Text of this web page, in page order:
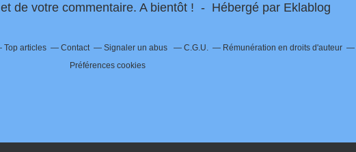
de votre commentaire. A bientôt ! - Hébergé par Eklablog
Top articles Contact Signaler un abus C.G.U. Rémunération en droits d'auteur
Préférences cookies